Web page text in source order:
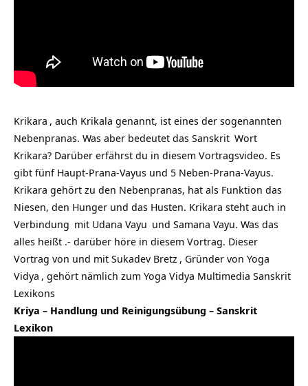
Krikara , auch Krikala genannt, ist eines der sogenannten
Nebenpranas. Was aber bedeutet das Sanskrit Wort
Krikara? Darüber erfährst du in diesem Vortragsvideo. Es
gibt fünf Haupt-Prana-Vayus und 5 Neben-Prana-Vayus.
Krikara gehört zu den Nebenpranas, hat als Funktion das
Niesen, den Hunger und das Husten. Krikara steht auch in
Verbindung mit Udana Vayu und Samana Vayu. Was das
alles heißt .- darüber höre in diesem Vortrag. Dieser
Vortrag von und mit Sukadev Bretz , Gründer von Yoga
Vidya , gehört nämlich zum Yoga Vidya Multimedia Sanskrit
Lexikons
Kriya – Handlung und Reinigungsübung – Sanskrit
Lexikon